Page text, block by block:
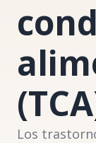
Los